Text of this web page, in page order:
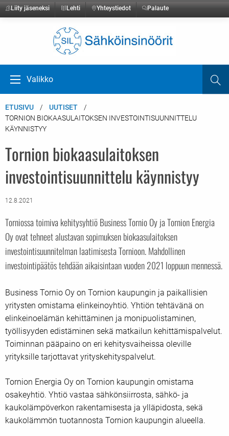
Liity jäseneksi Lehti Yhteystiedot Palaute
Avaa valikko
Valikko
ETUSIVU
UUTISET
TORNION BIOKAASULAITOKSEN INVESTOINTISUUNNITTELU
KÄYNNISTYY
Tornion biokaasulaitoksen
investointisuunnittelu käynnistyy
12.8.2021
Torniossa toimiva kehitysyhtiö Business Tornio Oy ja Tornion Energia
Oy ovat tehneet alustavan sopimuksen biokaasulaitoksen
investointisuunnitelman laatimisesta Tornioon. Mahdollinen
investointipäätös tehdään aikaisintaan vuoden 2021 loppuun mennessä.
Business Tornio Oy on Tornion kaupungin ja paikallisien
yritysten omistama elinkeinoyhtiö. Yhtiön tehtävänä on
elinkeinoelämän kehittäminen ja monipuolistaminen,
työllisyyden edistäminen sekä matkailun kehittämispalvelut.
Toiminnan pääpaino on eri kehitysvaiheissa oleville
yrityksille tarjottavat yrityskehityspalvelut.
Tornion Energia Oy on Tornion kaupungin omistama
osakeyhtiö. Yhtiö vastaa sähkönsiirrosta, sähkö- ja
kaukolämpöverkon rakentamisesta ja ylläpidosta, sekä
kaukolämmön tuotannosta Tornion kaupungin alueella.